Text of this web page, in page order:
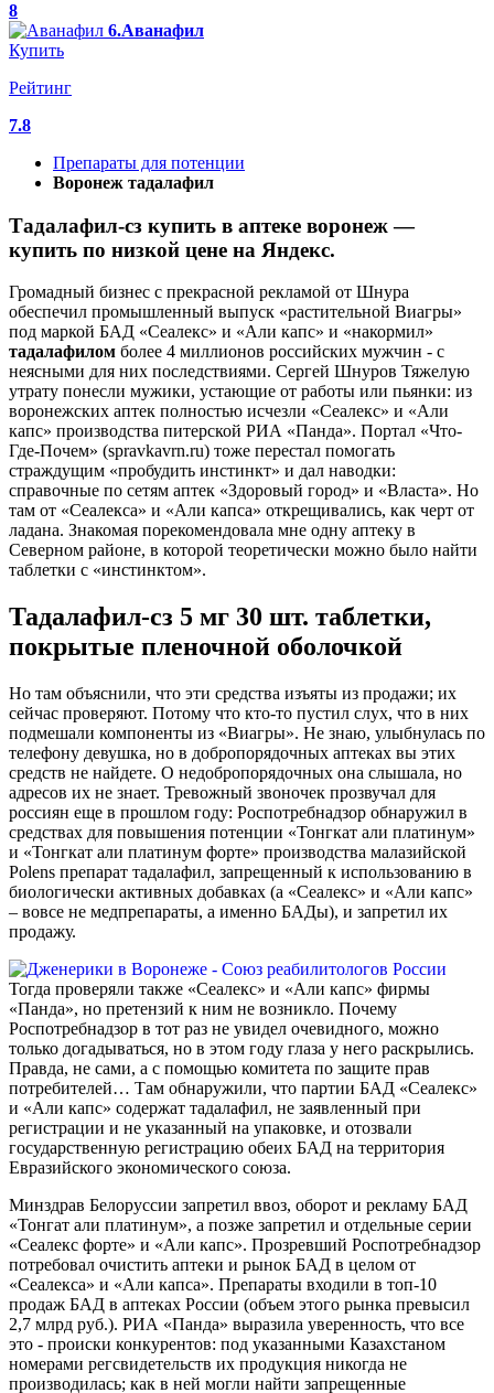
8
6.Аванафил
Купить
Рейтинг
7.8
Препараты для потенции
Воронеж тадалафил
Тадалафил-сз купить в аптеке воронеж —
купить по низкой цене на Яндекс.
Громадный бизнес с прекрасной рекламой от Шнура
обеспечил промышленный выпуск «растительной Виагры»
под маркой БАД «Сеалекс» и «Али капс» и «накормил»
тадалафилом более 4 миллионов российских мужчин - с
неясными для них последствиями. Сергей Шнуров Тяжелую
утрату понесли мужики, устающие от работы или пьянки: из
воронежских аптек полностью исчезли «Сеалекс» и «Али
капс» производства питерской РИА «Панда». Портал «Что-
Где-Почем» (spravkavrn.ru) тоже перестал помогать
страждущим «пробудить инстинкт» и дал наводки:
справочные по сетям аптек «Здоровый город» и «Власта». Но
там от «Сеалекса» и «Али капса» открещивались, как черт от
ладана. Знакомая порекомендовала мне одну аптеку в
Северном районе, в которой теоретически можно было найти
таблетки с «инстинктом».
Тадалафил-cз 5 мг 30 шт. таблетки,
покрытые пленочной оболочкой
Но там объяснили, что эти средства изъяты из продажи; их
сейчас проверяют. Потому что кто-то пустил слух, что в них
подмешали компоненты из «Виагры». Не знаю, улыбнулась по
телефону девушка, но в добропорядочных аптеках вы этих
средств не найдете. О недобропорядочных она слышала, но
адресов их не знает. Тревожный звоночек прозвучал для
россиян еще в прошлом году: Роспотребнадзор обнаружил в
средствах для повышения потенции «Тонгкат али платинум»
и «Тонгкат али платинум форте» производства малазийской
Polens препарат тадалафил, запрещенный к использованию в
биологически активных добавках (а «Сеалекс» и «Али капс»
– вовсе не медпрепараты, а именно БАДы), и запретил их
продажу.
Тогда проверяли также «Сеалекс» и «Али капс» фирмы
«Панда», но претензий к ним не возникло. Почему
Роспотребнадзор в тот раз не увидел очевидного, можно
только догадываться, но в этом году глаза у него раскрылись.
Правда, не сами, а с помощью комитета по защите прав
потребителей… Там обнаружили, что партии БАД «Сеалекс»
и «Али капс» содержат тадалафил, не заявленный при
регистрации и не указанный на упаковке, и отозвали
государственную регистрацию обеих БАД на территория
Евразийского экономического союза.
Минздрав Белоруссии запретил ввоз, оборот и рекламу БАД
«Тонгат али платинум», а позже запретил и отдельные серии
«Сеалекс форте» и «Али капс». Прозревший Роспотребнадзор
потребовал очистить аптеки и рынок БАД в целом от
«Сеалекса» и «Али капса». Препараты входили в топ-10
продаж БАД в аптеках России (объем этого рынка превысил
2,7 млрд руб.). РИА «Панда» выразила уверенность, что все
это - происки конкурентов: под указанными Казахстаном
номерами регсвидетельств их продукция никогда не
производилась; как в ней могли найти запрещенные